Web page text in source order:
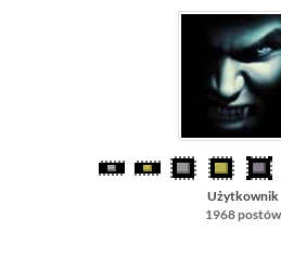
Użytkownik
1968 postów